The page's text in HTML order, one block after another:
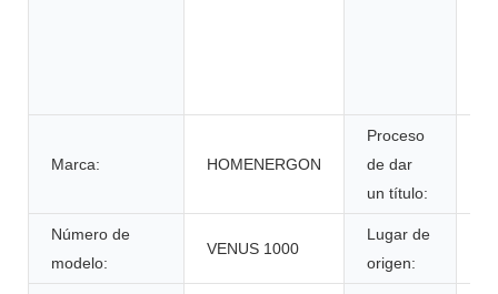
Marca: HOMENERGON
Proceso
de dar
un título:
Número de
modelo:
VENUS 1000
Lugar de
origen: